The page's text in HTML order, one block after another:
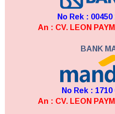
No Rek :
An : CV. LEON
BANK
No Rek : 1710
An : CV. LEON